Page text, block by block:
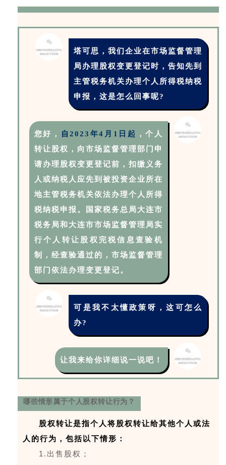
塔可思，我们企业在市场监督管理
局办理股权变更登记时，告知先到
主管税务机关办理个人所得税纳税
申报，这是怎么回事呢?
您好， 自2023年4月1日起
，个人
转让股权，向市场监督管理部门申
请办理股权变更登记前，扣缴义务
人或纳税人应先到被投资企业所在
地主管税务机关依法办理个人所得
税纳税申报。国家税务总局大连市
税务局和大连市市场监督管理局实
行个人转让股权完税信息查验机
制，经查验通过的，市场监督管理
部门依法办理变更登记。
可是我不太懂政策呀，这可怎么
办?
让我来给你详细说一说吧！
哪些情形属于个人股权转让行为？
股权转让是指个人将股权转让给其他个人或法
人的行为，包括以下情形：
1.出售股权；